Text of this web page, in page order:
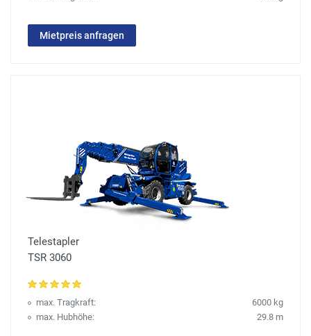
Mietpreis anfragen
Telestapler
TSR 3060
max. Tragkraft:
6000 kg
max. Hubhöhe:
29.8 m